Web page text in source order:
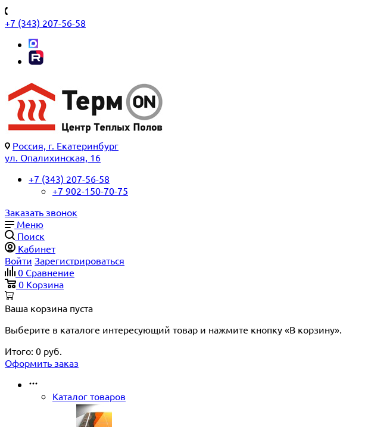
+7 (343) 207-56-58
Россия, г. Екатеринбург
ул. Опалихинская, 16
+7 (343) 207-56-58
+7 902-150-70-75
Заказать звонок
Меню
Поиск
Кабинет
Войти Зарегистрироваться
0 Сравнение
0 Корзина
Ваша корзина пуста
Выберите в каталоге интересующий товар и нажмите кнопку «В корзину».
Итого: 0 руб.
Оформить заказ
Каталог товаров